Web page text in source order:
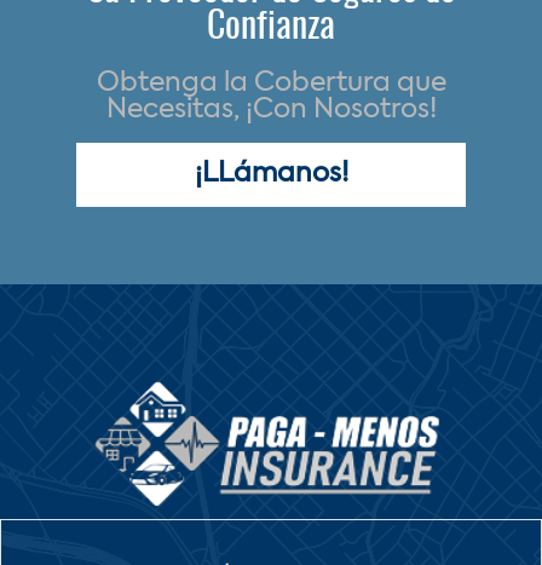
Confianza
Obtenga la Cobertura que
Necesitas, ¡Con Nosotros!
¡LLámanos!